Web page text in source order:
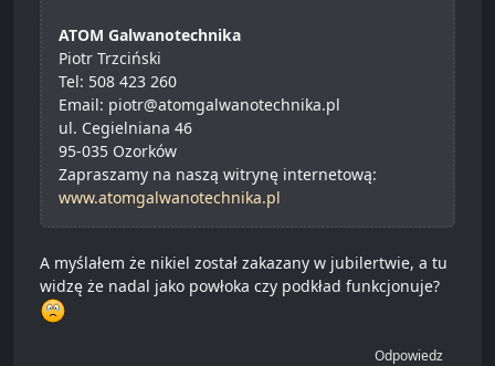
ATOM Galwanotechnika
Piotr Trzciński
Tel: 508 423 260
Email: piotr@atomgalwanotechnika.pl
ul. Cegielniana 46
95-035 Ozorków
Zapraszamy na naszą witrynę internetową:
www.atomgalwanotechnika.pl
A myślałem że nikiel został zakazany w jubilertwie, a tu
widzę że nadal jako powłoka czy podkład funkcjonuje?
Odpowiedz